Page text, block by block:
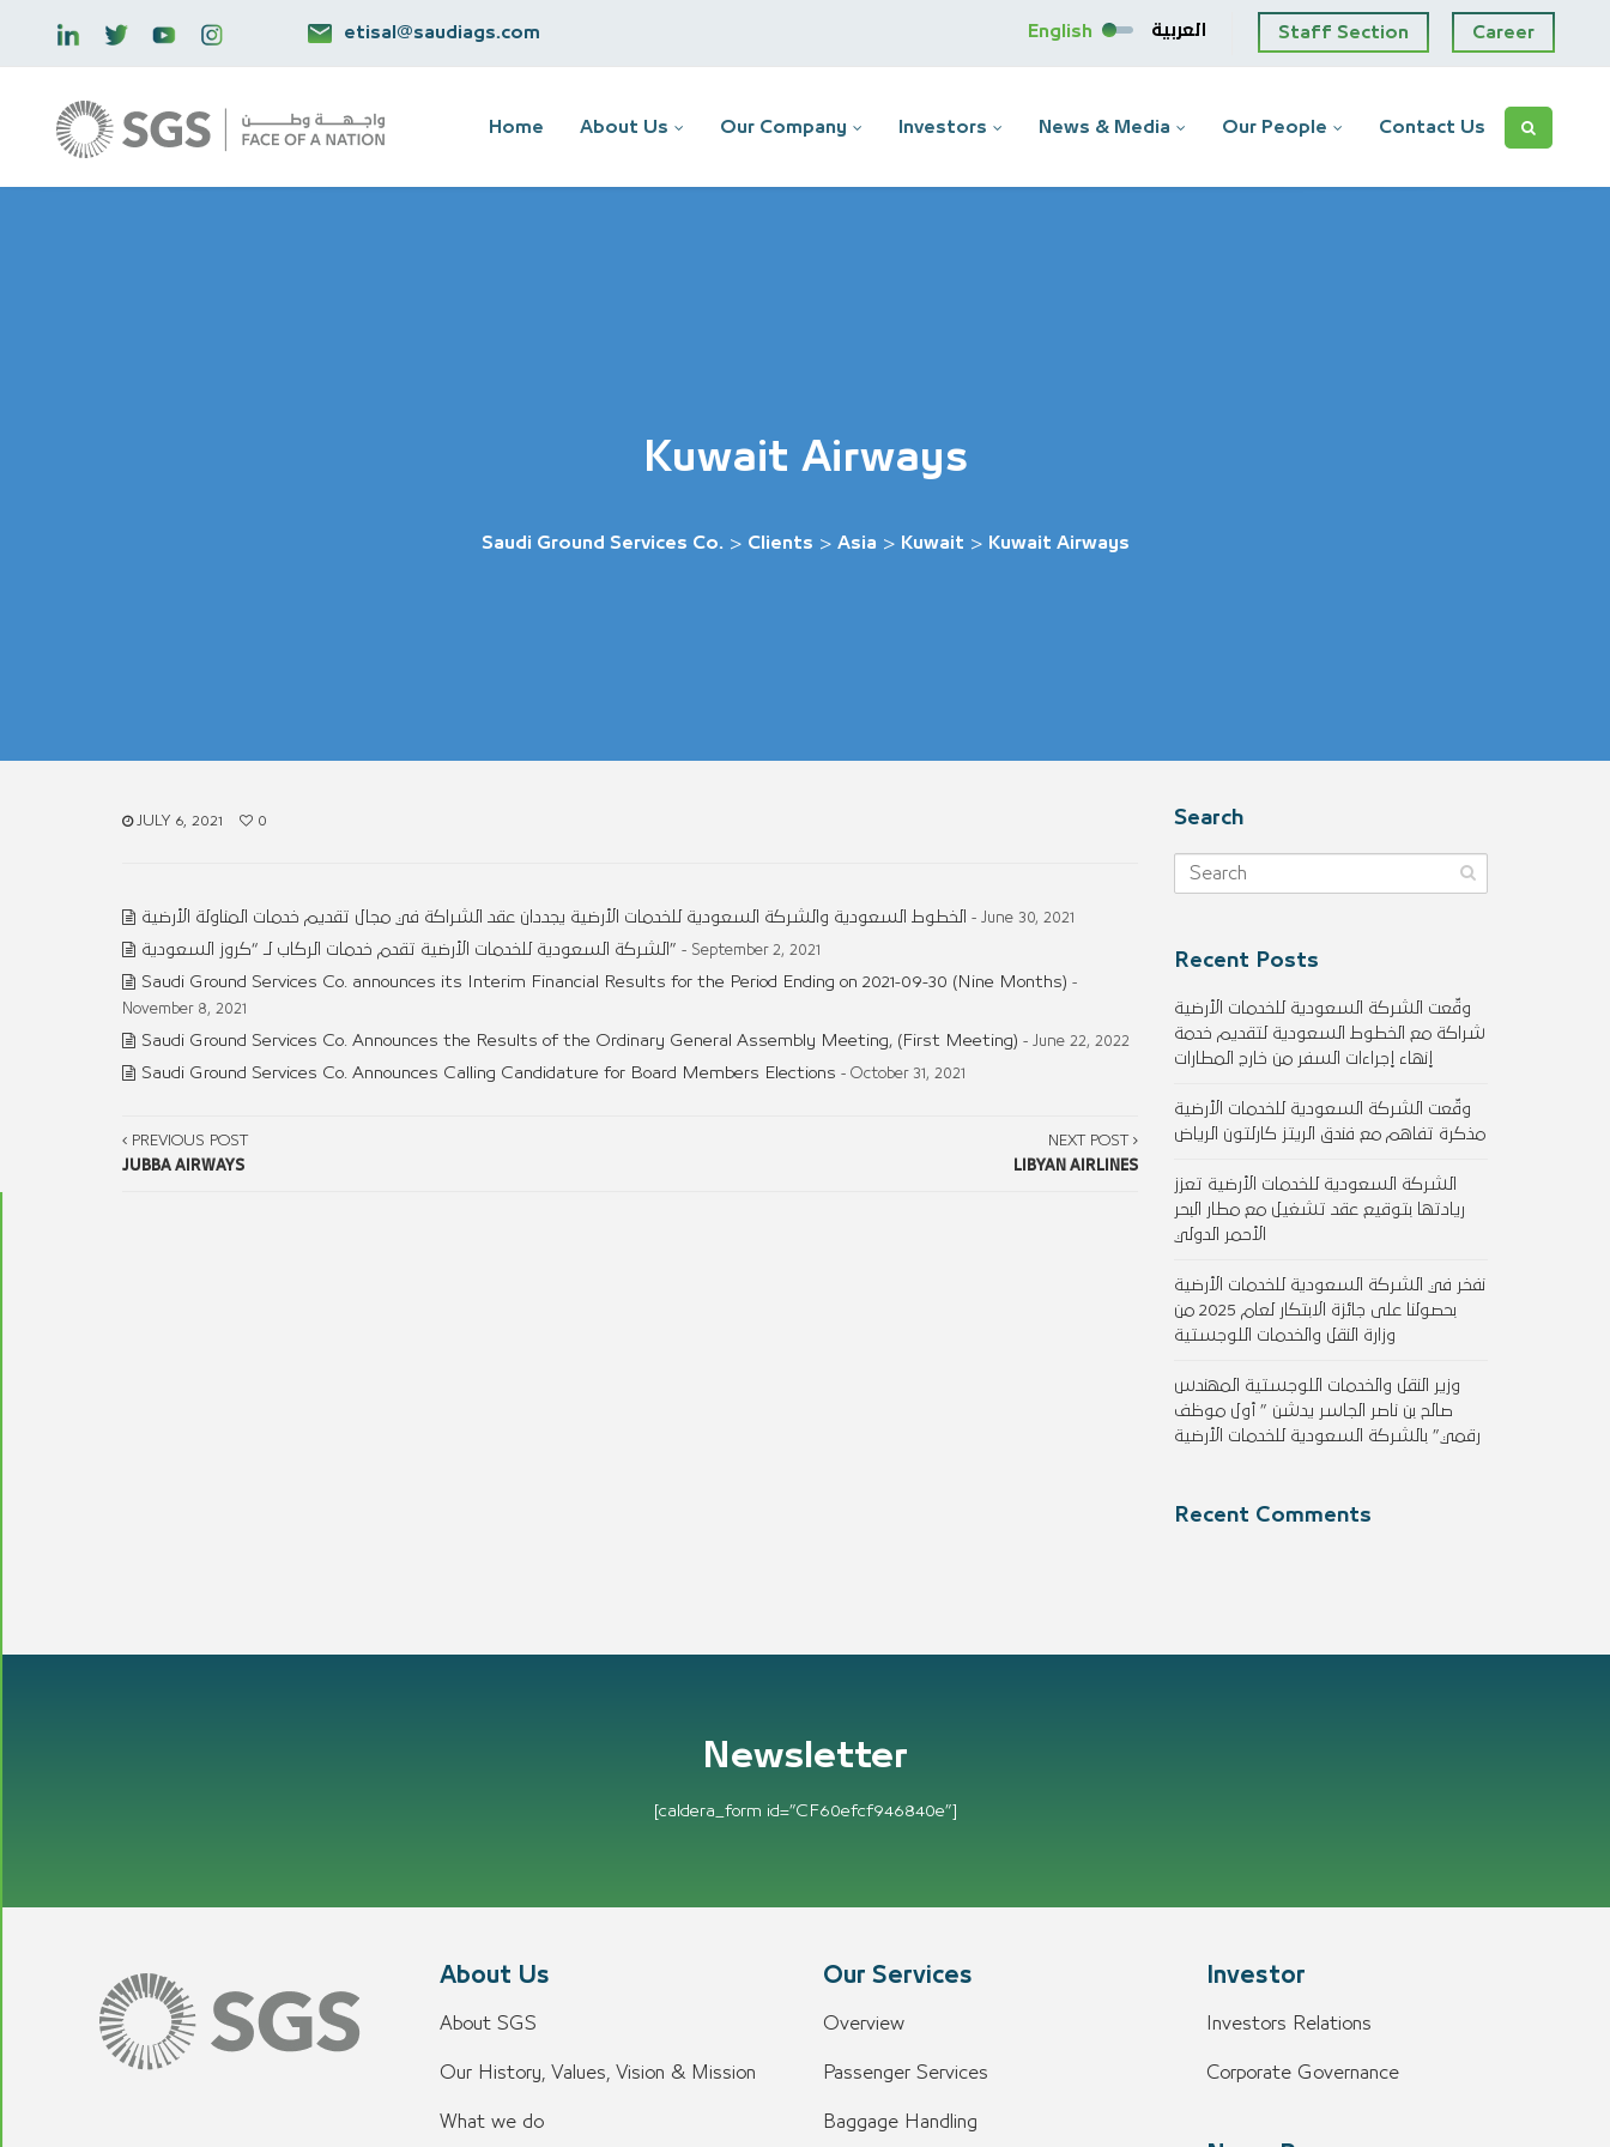
etisal@saudiags.com English العربية Staff Section Career
Home About Us Our Company Investors News & Media Our People Contact Us
Kuwait Airways
Saudi Ground Services Co. > Clients > Asia > Kuwait > Kuwait Airways
JULY 6, 2021 0
الخطوط السعودية والشركة السعودية للخدمات الأرضية يجددان عقد الشراكة في مجال تقديم خدمات المناولة الأرضية - June 30, 2021
الشركة السعودية للخدمات الأرضية تقدم خدمات الركاب لـ “كروز السعودية” - September 2, 2021
Saudi Ground Services Co. announces its Interim Financial Results for the Period Ending on 2021-09-30 (Nine Months) -
November 8, 2021
Saudi Ground Services Co. Announces the Results of the Ordinary General Assembly Meeting, (First Meeting) - June 22, 2022
Saudi Ground Services Co. Announces Calling Candidature for Board Members Elections - October 31, 2021
PREVIOUS POST
JUBBA AIRWAYS
NEXT POST
LIBYAN AIRLINES
Search
Recent Posts
وقّعت الشركة السعودية للخدمات الأرضية
شراكة مع الخطوط السعودية لتقديم خدمة
إنهاء إجراءات السفر من خارج المطارات
وقّعت الشركة السعودية للخدمات الأرضية
مذكرة تفاهم مع فندق الريتز كارلتون الرياض
الشركة السعودية للخدمات الأرضية تعزز
ريادتها بتوقيع عقد تشغيل مع مطار البحر
الأحمر الدولي
نفخر في الشركة السعودية للخدمات الأرضية
بحصولنا على جائزة الابتكار لعام 2025 من
وزارة النقل والخدمات اللوجستية
وزير النقل والخدمات اللوجستية المهندس
صالح بن ناصر الجاسر يدشن ” أول موظف
رقمي” بالشركة السعودية للخدمات الأرضية
Recent Comments
Newsletter
[caldera_form id=”CF60efcf946840e”]
About Us
About SGS
Our History, Values, Vision & Mission
What we do
Our Services
Overview
Passenger Services
Baggage Handling
Investor
Investors Relations
Corporate Governance